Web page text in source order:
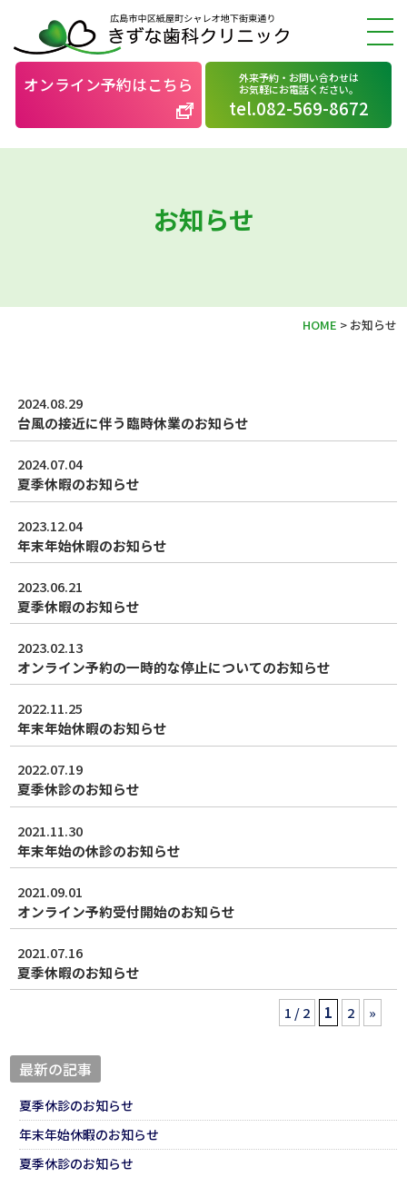
外来予約・お問い合わせは
お気軽にお電話ください。
tel.082-569-8672
オンライン予約はこちら
お知らせ
HOME > お知らせ
2024.08.29
台風の接近に伴う臨時休業のお知らせ
2024.07.04
夏季休暇のお知らせ
2023.12.04
年末年始休暇のお知らせ
2023.06.21
夏季休暇のお知らせ
2023.02.13
オンライン予約の一時的な停止についてのお知らせ
2022.11.25
年末年始休暇のお知らせ
2022.07.19
夏季休診のお知らせ
2021.11.30
年末年始の休診のお知らせ
2021.09.01
オンライン予約受付開始のお知らせ
2021.07.16
夏季休暇のお知らせ
1 / 2 1 2 »
最新の記事
夏季休診のお知らせ
年末年始休暇のお知らせ
夏季休診のお知らせ